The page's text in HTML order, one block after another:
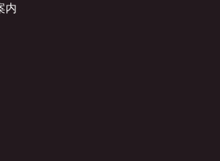
内